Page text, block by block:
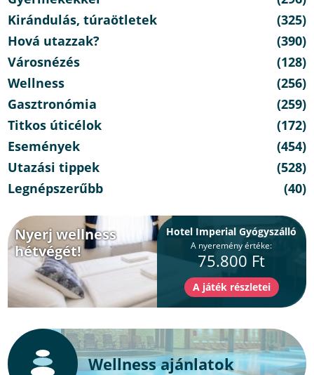
Kirándulás, túraötletek
(325)
Hová utazzak?
(390)
Városnézés
(128)
Wellness
(256)
Gasztronómia
(259)
Titkos úticélok
(172)
Események
(454)
Utazási tippek
(528)
Legnépszerűbb
(40)
Nyerj wellness
hétvégét!
Hotel Imperial Gyógyszálló
A nyeremény értéke:
75.800 Ft
Wellness ajánlatok